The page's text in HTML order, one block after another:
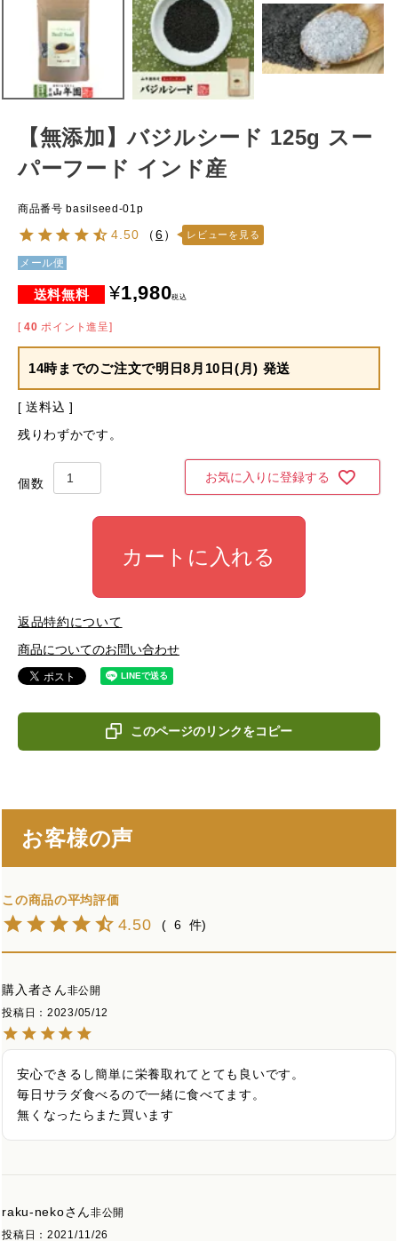
【無添加】バジルシード 125g スー
パーフード インド産
商品番号 basilseed-01p
4.50 （6） レビューを見る
メール便
¥1,980税込
[ 40 ポイント進呈]
14時までのご注文で明日8月10日(月) 発送
送料込
残りわずかです。
お気に入りに登録する
カートに入れる
返品特約について
商品についてのお問い合わせ
このページのリンクをコピー
お客様の声
4.50 6
購入者
非公開
投稿日
2023/05/12
安心できるし簡単に栄養取れてとても良いです。
毎日サラダ食べるので一緒に食べてます。
無くなったらまた買います
raku-neko
非公開
投稿日
2021/11/26